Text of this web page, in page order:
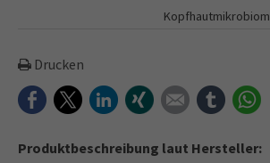
Kopfhautmikrobiom
Drucken
FacebookTwitterLinkedInXing E-mail tumblr
Produktbeschreibung laut Hersteller: